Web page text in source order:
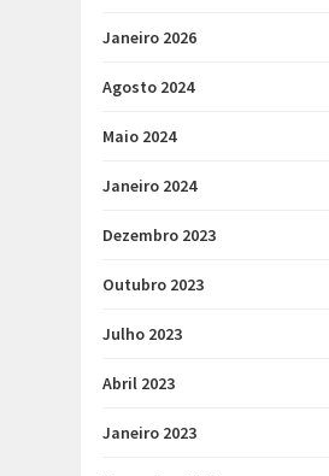
Janeiro 2026
Agosto 2024
Maio 2024
Janeiro 2024
Dezembro 2023
Outubro 2023
Julho 2023
Abril 2023
Janeiro 2023